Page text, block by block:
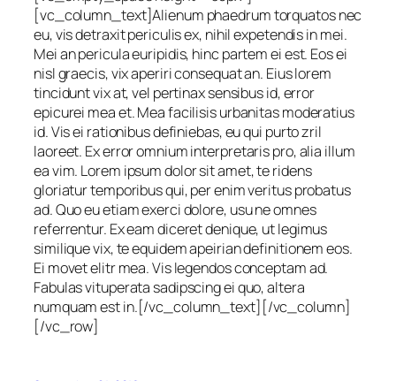
[vc_column_text]Alienum phaedrum torquatos nec
eu, vis detraxit periculis ex, nihil expetendis in mei.
Mei an pericula euripidis, hinc partem ei est. Eos ei
nisl graecis, vix aperiri consequat an. Eius lorem
tincidunt vix at, vel pertinax sensibus id, error
epicurei mea et. Mea facilisis urbanitas moderatius
id. Vis ei rationibus definiebas, eu qui purto zril
laoreet. Ex error omnium interpretaris pro, alia illum
ea vim. Lorem ipsum dolor sit amet, te ridens
gloriatur temporibus qui, per enim veritus probatus
ad. Quo eu etiam exerci dolore, usu ne omnes
referrentur. Ex eam diceret denique, ut legimus
similique vix, te equidem apeirian definitionem eos.
Ei movet elitr mea. Vis legendos conceptam ad.
Fabulas vituperata sadipscing ei quo, altera
numquam est in.[/vc_column_text][/vc_column]
[/vc_row]